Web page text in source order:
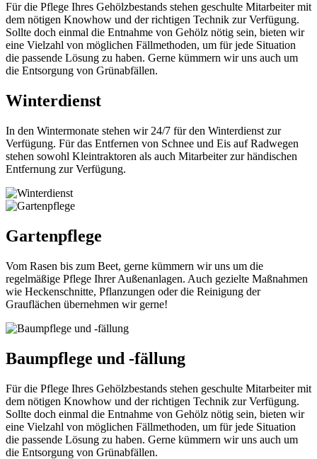
Für die Pflege Ihres Gehölzbestands stehen geschulte Mitarbeiter mit
dem nötigen Knowhow und der richtigen Technik zur Verfügung.
Sollte doch einmal die Entnahme von Gehölz nötig sein, bieten wir
eine Vielzahl von möglichen Fällmethoden, um für jede Situation
die passende Lösung zu haben. Gerne kümmern wir uns auch um
die Entsorgung von Grünabfällen.
Winterdienst
In den Wintermonate stehen wir 24/7 für den Winterdienst zur
Verfügung. Für das Entfernen von Schnee und Eis auf Radwegen
stehen sowohl Kleintraktoren als auch Mitarbeiter zur händischen
Entfernung zur Verfügung.
Gartenpflege
Vom Rasen bis zum Beet, gerne kümmern wir uns um die
regelmäßige Pflege Ihrer Außenanlagen. Auch gezielte Maßnahmen
wie Heckenschnitte, Pflanzungen oder die Reinigung der
Grauflächen übernehmen wir gerne!
Baumpflege und -fällung
Für die Pflege Ihres Gehölzbestands stehen geschulte Mitarbeiter mit
dem nötigen Knowhow und der richtigen Technik zur Verfügung.
Sollte doch einmal die Entnahme von Gehölz nötig sein, bieten wir
eine Vielzahl von möglichen Fällmethoden, um für jede Situation
die passende Lösung zu haben. Gerne kümmern wir uns auch um
die Entsorgung von Grünabfällen.